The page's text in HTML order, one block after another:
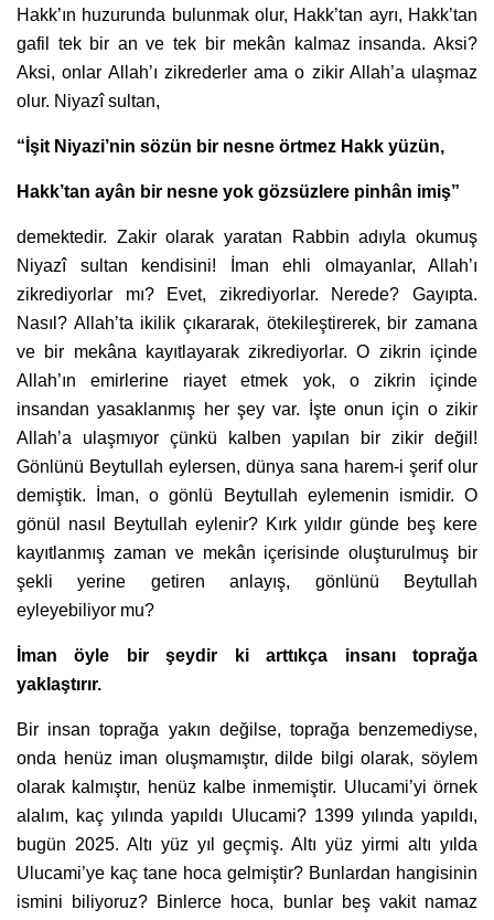
Hakk’ın huzurunda bulunmak olur, Hakk’tan ayrı, Hakk’tan
gafil tek bir an ve tek bir mekân kalmaz insanda. Aksi?
Aksi, onlar Allah’ı zikrederler ama o zikir Allah’a ulaşmaz
olur. Niyazî sultan,
“İşit Niyazi’nin sözün bir nesne örtmez Hakk yüzün,
Hakk’tan ayân bir nesne yok gözsüzlere pinhân imiş”
demektedir. Zakir olarak yaratan Rabbin adıyla okumuş
Niyazî sultan kendisini! İman ehli olmayanlar, Allah’ı
zikrediyorlar mı? Evet, zikrediyorlar. Nerede? Gayıpta.
Nasıl? Allah’ta ikilik çıkararak, ötekileştirerek, bir zamana
ve bir mekâna kayıtlayarak zikrediyorlar. O zikrin içinde
Allah’ın emirlerine riayet etmek yok, o zikrin içinde
insandan yasaklanmış her şey var. İşte onun için o zikir
Allah’a ulaşmıyor çünkü kalben yapılan bir zikir değil!
Gönlünü Beytullah eylersen, dünya sana harem-i şerif olur
demiştik. İman, o gönlü Beytullah eylemenin ismidir. O
gönül nasıl Beytullah eylenir? Kırk yıldır günde beş kere
kayıtlanmış zaman ve mekân içerisinde oluşturulmuş bir
şekli yerine getiren anlayış, gönlünü Beytullah
eyleyebiliyor mu?
İman öyle bir şeydir ki arttıkça insanı toprağa
yaklaştırır.
Bir insan toprağa yakın değilse, toprağa benzemediyse,
onda henüz iman oluşmamıştır, dilde bilgi olarak, söylem
olarak kalmıştır, henüz kalbe inmemiştir. Ulucami’yi örnek
alalım, kaç yılında yapıldı Ulucami? 1399 yılında yapıldı,
bugün 2025. Altı yüz yıl geçmiş. Altı yüz yirmi altı yılda
Ulucami’ye kaç tane hoca gelmiştir? Bunlardan hangisinin
ismini biliyoruz? Binlerce hoca, bunlar beş vakit namaz